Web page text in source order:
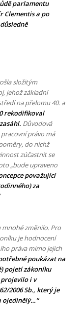
parlamentu
Clementis a po
složitým
jehož základní
na přelomu 40. a
rekodifikoval
Důvodová
právo má
do nichž
zúčastnit se
„bude upraveno
považující
za
mnohé změnilo. Pro
je hodnocení
práva mimo jejich
poukázat na
pojetí zákoníku
projevilo i v
2006 Sb., který je
ojedinělý…“